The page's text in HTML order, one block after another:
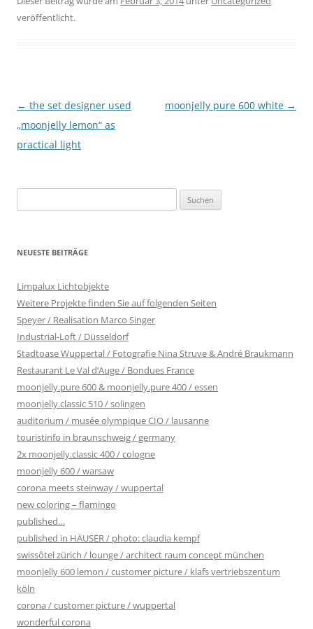
veröffentlicht.
Beitragsnavigation
← the set designer used
„moonjelly lemon“ as
practical light
moonjelly pure 600 white →
nach:
NEUESTE BEITRÄGE
Limpalux Lichtobjekte
Weitere Projekte finden Sie auf folgenden Seiten
Speyer / Realisation Marco Singer
Industrial-Loft / Düsseldorf
Stadtoase Wuppertal / Fotografie Nina Struve & André Braukmann
Restaurant Le Val d’Auge / Bondues France
moonjelly.pure 600 & moonjelly.pure 400 / essen
moonjelly.classic 510 / solingen
auditorium / musée olympique CIO / lausanne
touristinfo in braunschweig / germany
2x moonjelly.classic 400 / cologne
moonjelly 600 / warsaw
corona meets steinway / wuppertal
new coloring – flamingo
published…
published in HÄUSER / photo: claudia kempf
swissôtel zürich / lounge / architect raum concept münchen
moonjelly 600 lemon / customer picture / klafs vertriebszentum
köln
corona / customer picture / wuppertal
wonderful corona